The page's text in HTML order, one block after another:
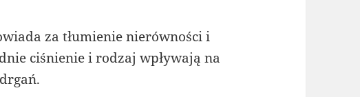
za tłumienie nierówności i
ciśnienie i rodzaj wpływają na